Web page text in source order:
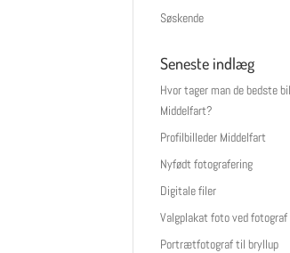
Søskende
Seneste indlæg
Hvor tager man de bedste
Middelfart?
Profilbilleder Middelfart
Nyfødt fotografering
Digitale filer
Valgplakat foto ved fotograf
Portrætfotograf til bryllup